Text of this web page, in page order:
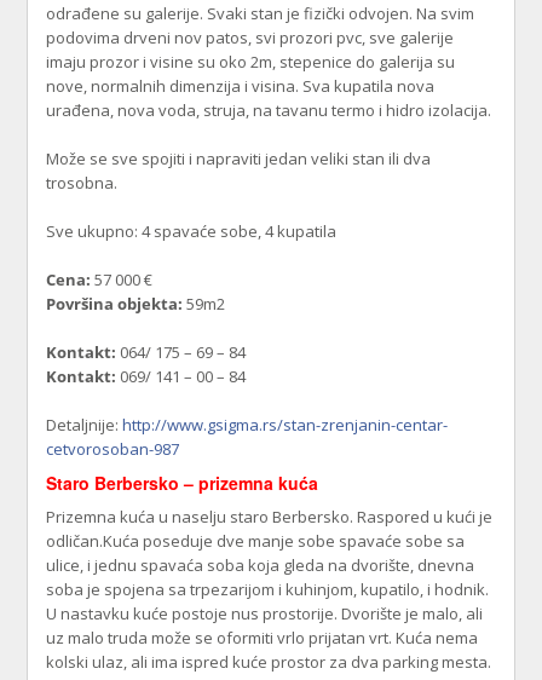
odrađene su galerije. Svaki stan je fizički odvojen. Na svim
podovima drveni nov patos, svi prozori pvc, sve galerije
imaju prozor i visine su oko 2m, stepenice do galerija su
nove, normalnih dimenzija i visina. Sva kupatila nova
urađena, nova voda, struja, na tavanu termo i hidro izolacija.
Može se sve spojiti i napraviti jedan veliki stan ili dva
trosobna.
Sve ukupno: 4 spavaće sobe, 4 kupatila
Cena: 57 000 €
Površina objekta: 59m2
Kontakt: 064/ 175 – 69 – 84
Kontakt: 069/ 141 – 00 – 84
Detaljnije:http://www.gsigma.rs/stan-zrenjanin-centar-
cetvorosoban-987
Staro Berbersko – prizemna kuća
Prizemna kuća u naselju staro Berbersko. Raspored u kući je
odličan.Kuća poseduje dve manje sobe spavaće sobe sa
ulice, i jednu spavaća soba koja gleda na dvorište, dnevna
soba je spojena sa trpezarijom i kuhinjom, kupatilo, i hodnik.
U nastavku kuće postoje nus prostorije. Dvorište je malo, ali
uz malo truda može se oformiti vrlo prijatan vrt. Kuća nema
kolski ulaz, ali ima ispred kuće prostor za dva parking mesta.